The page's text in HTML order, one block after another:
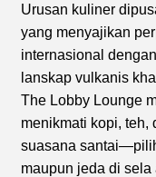
Urusan kuliner
yang menyajikan
internasional
lanskap vulkanis
The Lobby Lounge
menikmati kopi, teh,
suasana
maupun jeda di sela